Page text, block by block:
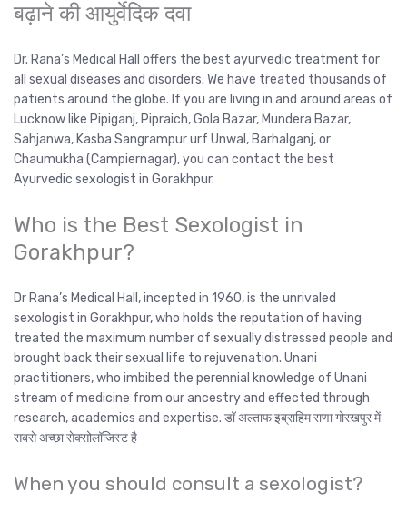
बढ़ाने की आयुर्वेदिक दवा
Dr. Rana’s Medical Hall offers the best ayurvedic treatment for
all sexual diseases and disorders. We have treated thousands of
patients around the globe. If you are living in and around areas of
Lucknow like Pipiganj, Pipraich, Gola Bazar, Mundera Bazar,
Sahjanwa, Kasba Sangrampur urf Unwal, Barhalganj, or
Chaumukha (Campiernagar), you can contact the best
Ayurvedic sexologist in Gorakhpur.
Who is the Best Sexologist in
Gorakhpur?
Dr Rana’s Medical Hall, incepted in 1960, is the unrivaled
sexologist in Gorakhpur, who holds the reputation of having
treated the maximum number of sexually distressed people and
brought back their sexual life to rejuvenation. Unani
practitioners, who imbibed the perennial knowledge of Unani
stream of medicine from our ancestry and effected through
research, academics and expertise. डॉ अल्ताफ इब्राहिम राणा गोरखपुर में
सबसे अच्छा सेक्सोलॉजिस्ट है
When you should consult a sexologist?